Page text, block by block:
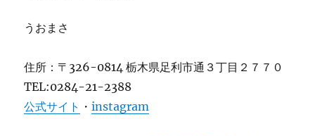
うおまさ
住所：〒326-0814 栃木県足利市通３丁目２７７０
TEL:0284-21-2388
公式サイト ・instagram